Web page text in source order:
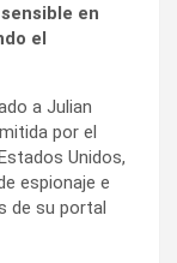
en
el
a Julian
por el
Unidos,
espionaje e
de su portal